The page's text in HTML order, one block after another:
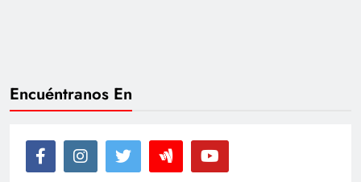
Encuéntranos En